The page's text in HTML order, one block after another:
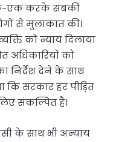
एक करके सबकी
से मुलाकात की।
को न्याय दिलाया
अधिकारियों को
निर्देश देने के साथ
कि सरकार हर पीड़ित
संकल्पित है।
के साथ भी अन्याय